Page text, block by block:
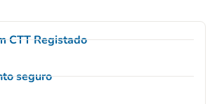
CTT Registado
seguro